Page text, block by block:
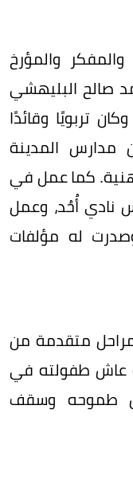
والمؤرخ
صالح البليهشي
تربويًا وقائدًا
مدارس المدينة
كما عمل في
نادي أُحُد، وعمل
له مؤلفات
متقدمة من
عاش طفولته في
طموحه وسقف